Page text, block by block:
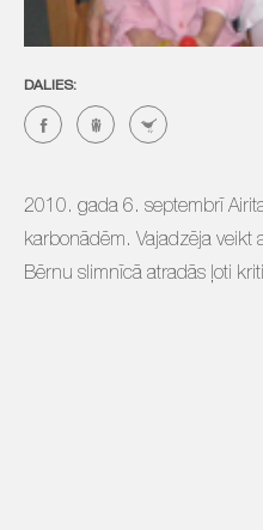
DALIES:
2010. gada 6. septembrī
karbonādēm. Vajadzēja veikt
Bērnu slimnīcā atradās ļoti